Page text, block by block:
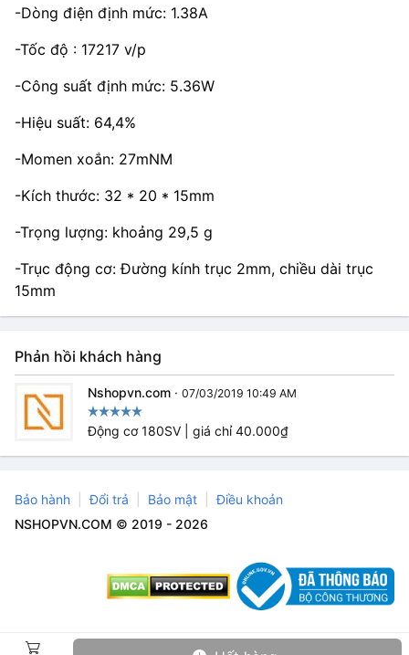
-Dòng điện định mức: 1.38A
-Tốc độ : 17217 v/p
-Công suất định mức: 5.36W
-Hiệu suất: 64,4%
-Momen xoắn: 27mNM
-Kích thước: 32 * 20 * 15mm
-Trọng lượng: khoảng 29,5 g
-Trục động cơ: Đường kính trục 2mm, chiều dài trục
15mm
Phản hồi khách hàng
Nshopvn.com · 07/03/2019 10:49 AM
Động cơ 180SV | giá chỉ 40.000₫
Bảo hành Đổi trả Bảo mật
Điều khoản
NSHOPVN.COM © 2019 - 2026